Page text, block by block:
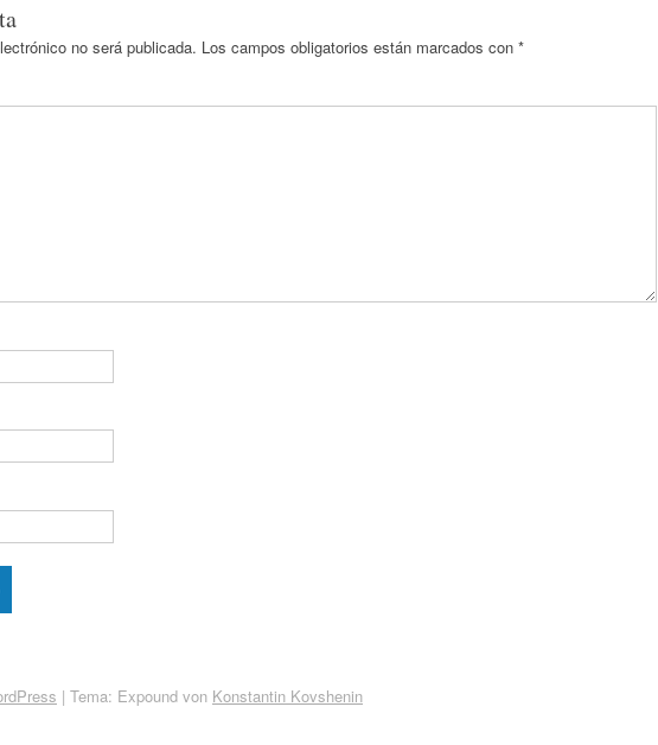
no será publicada. Los campos obligatorios están marcados con *
| Tema: Expound von Konstantin Kovshenin